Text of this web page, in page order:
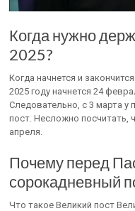
Когда нужно
2025?
Когда начнется и
2025 году начнется 24
Следовательно, с 3 марта у
пост. Несложно посчитать,
апреля.
Почему перед
сорокадневный
Что такое Великий пост